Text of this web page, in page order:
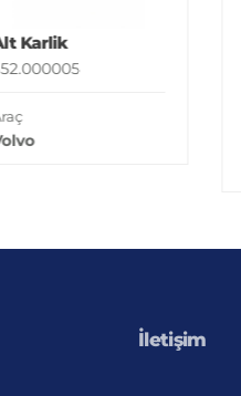
Karlik
İletişim